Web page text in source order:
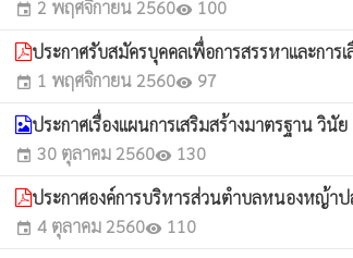
event 2 พฤศจิกายน 2560visibility 100
ประกาศรับสมัครบุคคลเพื่อการสรรหาและการ
event 1 พฤศจิกายน 2560visibility 97
ประกาศเรื่องแผนการเสริมสร้างมาตรฐาน วิ
event 30 ตุลาคม 2560visibility 130
ประกาศองค์การบริหารส่วนตำบลหนองหญ้าป
event 4 ตุลาคม 2560visibility 110